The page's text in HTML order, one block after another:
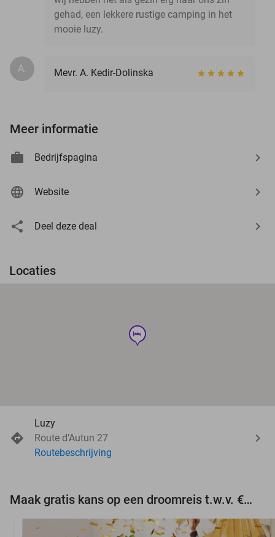
gehad, een lekkere rustige camping in het
mooie luzy.
A. Mevr. A. Kedir-Dolinska
Meer informatie
Bedrijfspagina
Website
Deel deze deal
Locaties
hotel
Luzy
Route d'Autun 27
Routebeschrijving
Maak gratis kans op een droomreis t.w.v. €3.000!